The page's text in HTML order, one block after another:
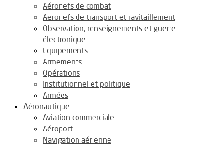
Aéronefs de combat
Aeronefs de transport et ravitaillement
Observation, renseignements et guerre
électronique
Equipements
Armements
Opérations
Institutionnel et politique
Armées
Aéronautique
Aviation commerciale
Aéroport
Navigation aérienne